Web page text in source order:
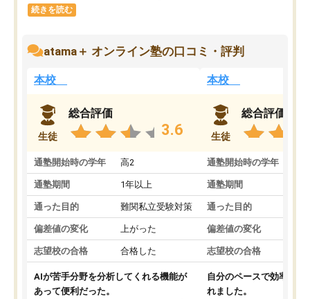
続きを読む
atama＋ オンライン塾の口コミ・評判
本校
生徒
総合評価
3.6
通塾開始時の学年 高2
通塾期間 1年以上
通った目的 難関私立受験対策
偏差値の変化 上がった
志望校の合格 合格した
AIが苦手分野を分析してくれる機能が
あって便利だった。
本校
生徒
総合評価
通塾開始時の学年
通塾期間
通った目的
偏差値の変化
志望校の合格
自分のペースで効率よく
れました。